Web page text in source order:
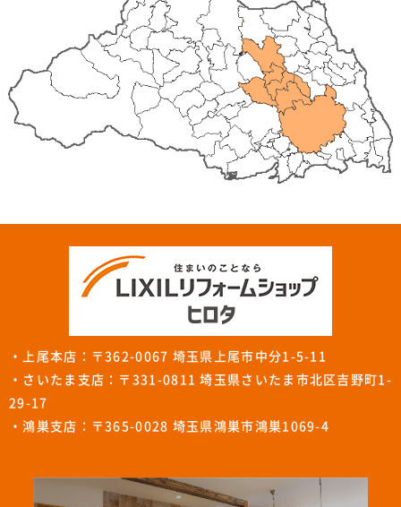
・上尾本店：〒362-0067 埼玉県上尾市中分1-5-11
・さいたま支店：〒331-0811 埼玉県さいたま市北区吉野町1-
29-17
・鴻巣支店：〒365-0028 埼玉県鴻巣市鴻巣1069-4